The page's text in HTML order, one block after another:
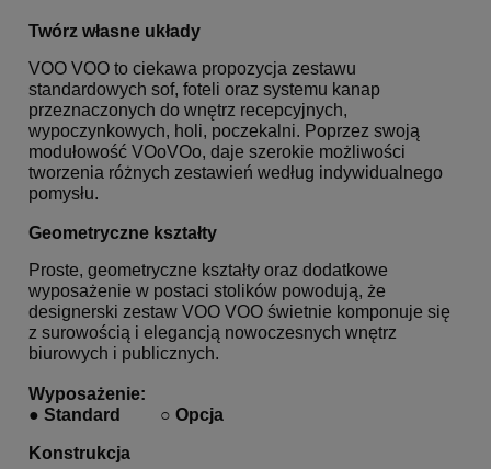
Twórz własne układy
VOO VOO to ciekawa propozycja zestawu
standardowych sof, foteli oraz systemu kanap
przeznaczonych do wnętrz recepcyjnych,
wypoczynkowych, holi, poczekalni. Poprzez swoją
modułowość VOoVOo, daje szerokie możliwości
tworzenia różnych zestawień według indywidualnego
pomysłu.
Geometryczne kształty
Proste, geometryczne kształty oraz dodatkowe
wyposażenie w postaci stolików powodują, że
designerski zestaw VOO VOO świetnie komponuje się
z surowością i elegancją nowoczesnych wnętrz
biurowych i publicznych.
Wyposażenie:
● Standard ○ Opcja
Konstrukcja